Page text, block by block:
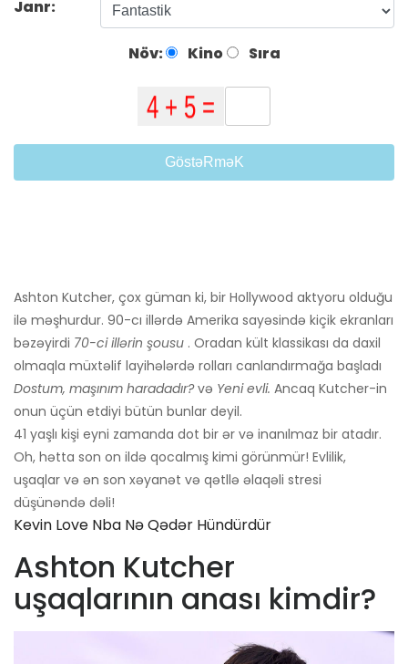
Janr:
Növ: Kino Sıra
GöstəRməK
Ashton Kutcher, çox güman ki, bir Hollywood aktyoru olduğu
ilə məşhurdur. 90-cı illərdə Amerika sayəsində kiçik ekranları
bəzəyirdi 70-ci illərin şousu . Oradan kült klassikası da daxil
olmaqla müxtəlif layihələrdə rolları canlandırmağa başladı
Dostum, maşınım haradadır?və Yeni evli. Ancaq Kutcher-in
onun üçün etdiyi bütün bunlar deyil.
41 yaşlı kişi eyni zamanda dot bir ər və inanılmaz bir atadır.
Oh, hətta son on ildə qocalmış kimi görünmür! Evlilik,
uşaqlar və ən son xəyanət və qətllə əlaqəli stresi
düşünəndə dəli!
Kevin Love Nba Nə Qədər Hündürdür
Ashton Kutcher
uşaqlarının anası kimdir?